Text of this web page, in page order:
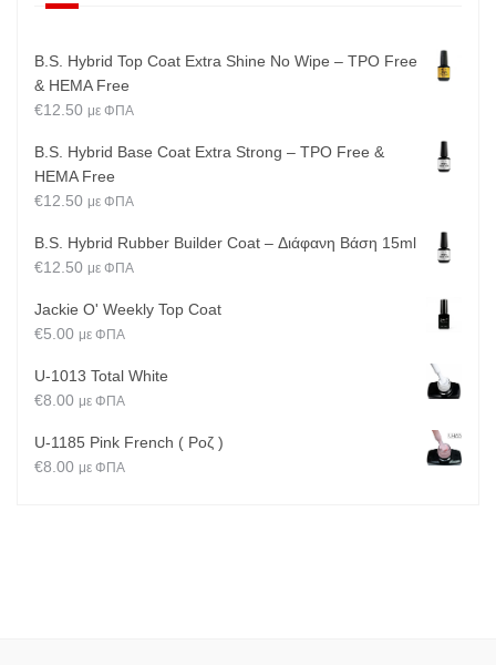
B.S. Hybrid Top Coat Extra Shine No Wipe – TPO Free
& HEMA Free
€12.50 με ΦΠΑ
B.S. Hybrid Base Coat Extra Strong – TPO Free &
HEMA Free
€12.50 με ΦΠΑ
B.S. Hybrid Rubber Builder Coat – Διάφανη Βάση 15ml
€12.50 με ΦΠΑ
Jackie O' Weekly Top Coat
€5.00 με ΦΠΑ
U-1013 Total White
€8.00 με ΦΠΑ
U-1185 Pink French ( Ροζ )
€8.00 με ΦΠΑ